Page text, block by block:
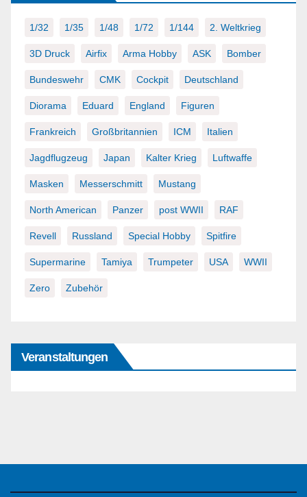
1/32 1/35 1/48 1/72 1/144 2. Weltkrieg
3D Druck Airfix Arma Hobby ASK Bomber
Bundeswehr CMK Cockpit Deutschland
Diorama Eduard England Figuren
Frankreich Großbritannien ICM Italien
Jagdflugzeug Japan Kalter Krieg Luftwaffe
Masken Messerschmitt Mustang
North American Panzer post WWII RAF
Revell Russland Special Hobby Spitfire
Supermarine Tamiya Trumpeter USA WWII
Zero Zubehör
Veranstaltungen